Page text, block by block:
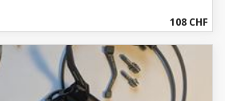
108 CHF